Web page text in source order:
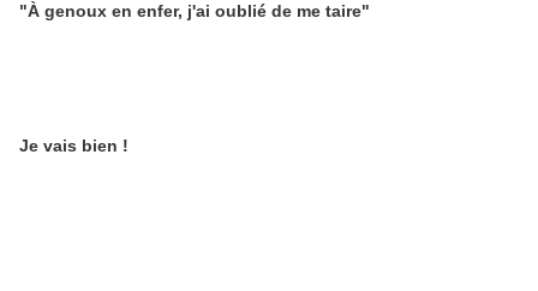
"À genoux en enfer, j'ai oublié de me taire"
Je vais bien !